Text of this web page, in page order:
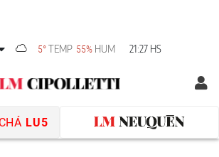
5°TEMP 55% HUM 21:27 HS
LU5